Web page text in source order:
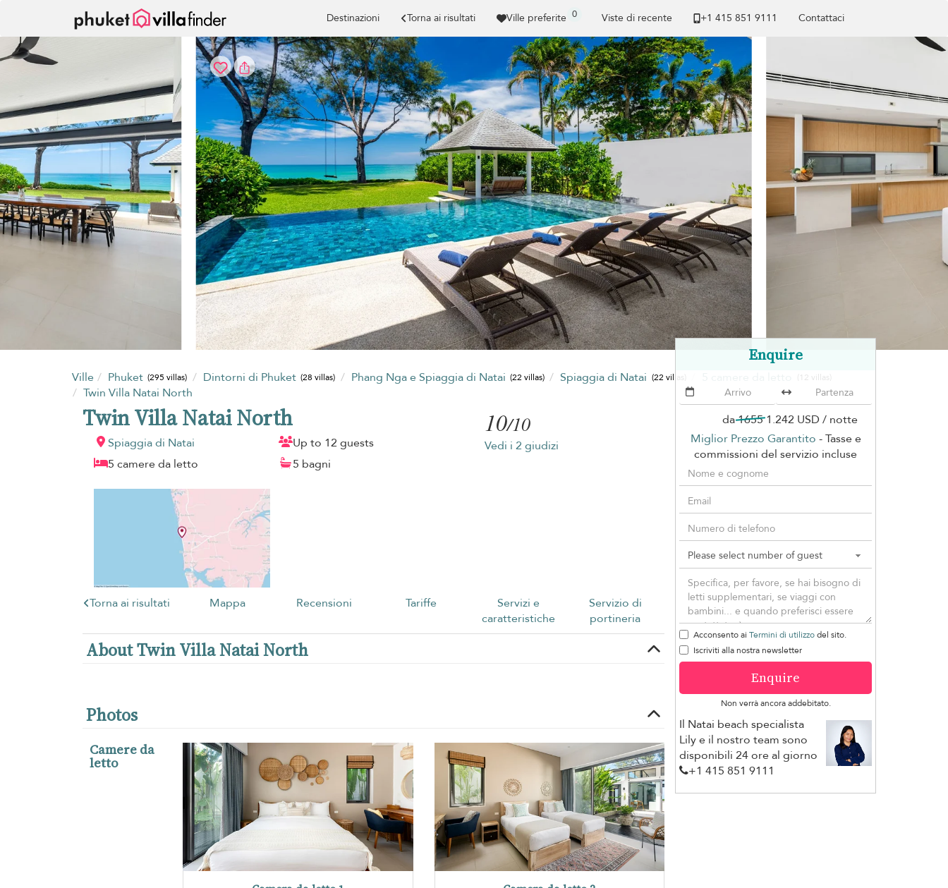
Destinazioni Torna ai risultati Ville preferite 0 Viste di recente +1 ​415 851 9111 Contattaci
Ville Phuket (295 villas) Dintorni di Phuket (28 villas) Phang Nga e Spiaggia di Natai (22 villas) Spiaggia di Natai (22 villas) (12 villas)
Twin Villa Natai North
Twin Villa Natai North
Spiaggia di Natai
Up to 12 guests
5 camere da letto
5 bagni
10/10
Vedi i 2 giudizi
Torna ai risultati Mappa Recensioni Tariffe
Servizi e
caratteristiche
Servizio di
portineria
About Twin Villa Natai North
Photos
Camere da
letto
Enquire
da1655 1.242 USD / notte
Miglior Prezzo Garantito - Tasse e
commissioni del servizio incluse
Acconsento ai Termini di utilizzodel sito.
Iscriviti alla nostra newsletter
Enquire
Non verrà ancora addebitato.
Il Natai beach specialista
Lily e il nostro team sono
disponibili 24 ore al giorno
+1 ​415 851 9111
Pannello di gestione dei cookies